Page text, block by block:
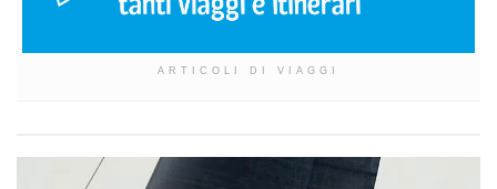
ARTICOLI DI VIAGGI